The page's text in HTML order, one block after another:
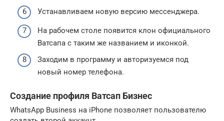
Устанавливаем новую версию мессенджера.
На рабочем столе появится клон официального
Ватсапа с таким же названием и иконкой.
Заходим в программу и авторизуемся под
новый номер телефона.
Создание профиля Ватсап Бизнес
WhatsApp Business на iPhone позволяет пользователю